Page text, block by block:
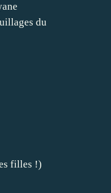
du
filles !)